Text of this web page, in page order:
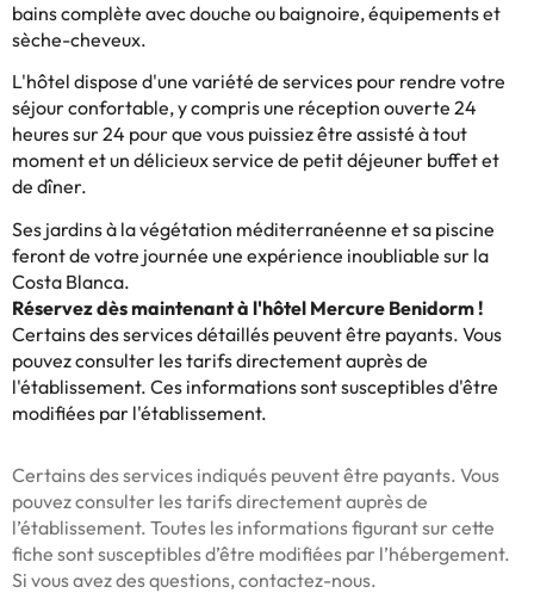
bains complète avec douche ou baignoire, équipements et
sèche-cheveux.
L'hôtel dispose d'une variété de services pour rendre votre
séjour confortable, y compris une réception ouverte 24
heures sur 24 pour que vous puissiez être assisté à tout
moment et un délicieux service de petit déjeuner buffet et
de dîner.
Ses jardins à la végétation méditerranéenne et sa piscine
feront de votre journée une expérience inoubliable sur la
Costa Blanca.
Réservez dès maintenant à l'hôtel Mercure Benidorm !
Certains des services détaillés peuvent être payants. Vous
pouvez consulter les tarifs directement auprès de
l'établissement. Ces informations sont susceptibles d'être
modifiées par l'établissement.
Certains des services indiqués peuvent être payants. Vous
pouvez consulter les tarifs directement auprès de
l’établissement. Toutes les informations figurant sur cette
fiche sont susceptibles d’être modifiées par l’hébergement.
Si vous avez des questions, contactez-nous.